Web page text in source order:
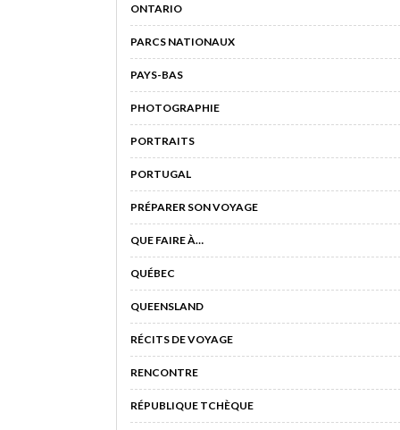
ONTARIO
PARCS NATIONAUX
PAYS-BAS
PHOTOGRAPHIE
PORTRAITS
PORTUGAL
PRÉPARER SON VOYAGE
QUE FAIRE À…
QUÉBEC
QUEENSLAND
RÉCITS DE VOYAGE
RENCONTRE
RÉPUBLIQUE TCHÈQUE